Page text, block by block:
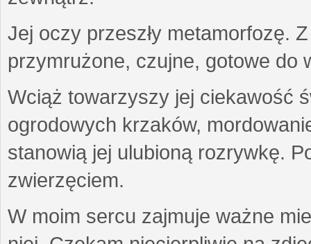
Jej oczy przeszły metamorfozę.
przymrużone, czujne, gotowe do
Wciąż towarzyszy jej ciekawość
ogrodowych krzaków,
stanowią jej ulubioną rozrywkę.
zwierzęciem.
W moim sercu zajmuje ważne